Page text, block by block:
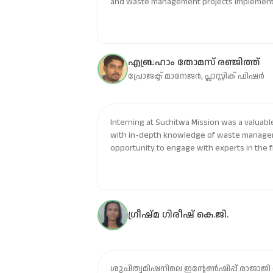
valuable experience that one can acquire
organizations.
എബ്രഹാം തോമസ് രഞ്ജിത്ത്
പ്രോജക്ട് മാനേജർ, പ്ലാസ്റ്റിക് ഫിഷർ
Interning at Suchitwa Mission was a
with in-depth knowledge of waste
opportunity to engage with experts in the
community through effective waste
grateful for the experience.
ഗ്രീഷ്മ ഗിരീഷ് കെ.ജി.
ശുചിത്വമിഷനിലെ ഇന്റേൺഷിപ്പ് രാജാജി നഗറിലെ വേസ്റ്റ്